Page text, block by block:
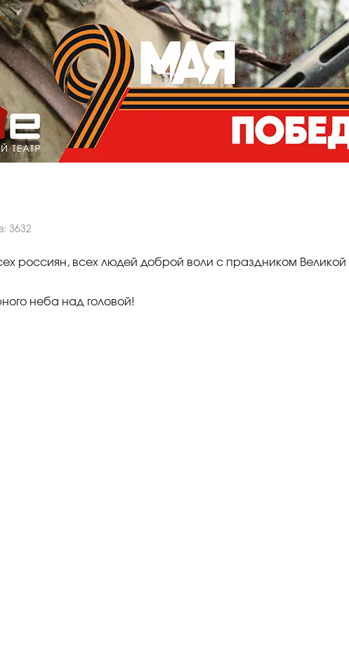
3632
россиян, всех людей доброй воли с праздником
неба над головой!